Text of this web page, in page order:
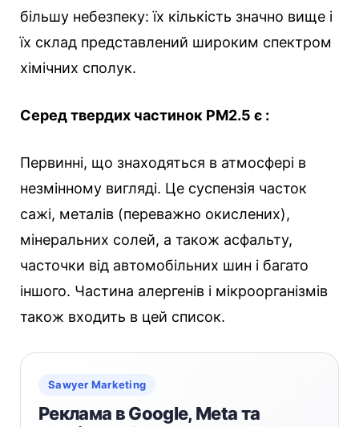
більшу небезпеку: їх кількість значно вище і
їх склад представлений широким спектром
хімічних сполук.
Серед твердих частинок РМ2.5 є :
Первинні, що знаходяться в атмосфері в
незмінному вигляді. Це суспензія часток
сажі, металів (переважно окислених),
мінеральних солей, а також асфальту,
часточки від автомобільних шин і багато
іншого. Частина алергенів і мікроорганізмів
також входить в цей список.
Sawyer Marketing
Реклама в Google, Meta та